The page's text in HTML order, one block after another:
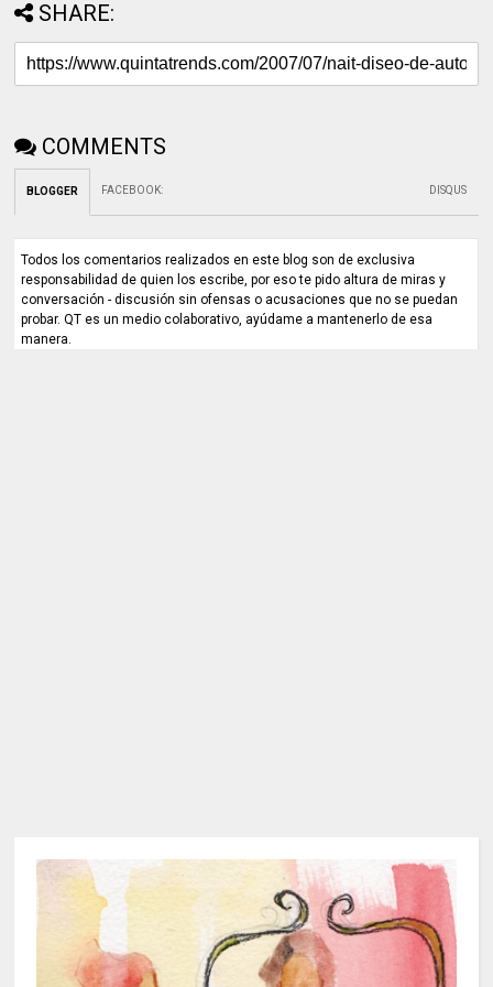
SHARE:
COMMENTS
BLOGGER FACEBOOK: DISQUS
Todos los comentarios realizados en este blog son de exclusiva
responsabilidad de quien los escribe, por eso te pido altura de miras y
conversación - discusión sin ofensas o acusaciones que no se puedan
probar. QT es un medio colaborativo, ayúdame a mantenerlo de esa
manera.